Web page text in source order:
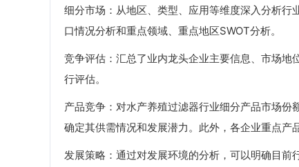
细分市场：从地区、类型、应用等维度深入分析
口情况分析和重点领域、重点地区SWOT分析。
竞争评估：汇总了业内龙头企业主要信息、市场
行评估。
产品竞争：对水产养殖过滤器行业细分产品市场
确定其供需情况和发展潜力。此外，各企业重点产
发展策略：通过对发展环境的分析，可以明确目